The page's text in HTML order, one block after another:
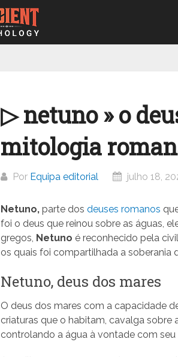
▷ netuno » o
mitologia
Por Equipa editorial julho 18,
Netuno, parte dos deuses romanos
foi o deus que reinou sobre as águas,
gregos, Netuno é reconhecido pela
os quais foi compartilhada a soberania
Netuno, deus dos mares
O deus dos mares com a capacidade
criaturas que o habitam, cavalga sobre
controlando a água à vontade com seu